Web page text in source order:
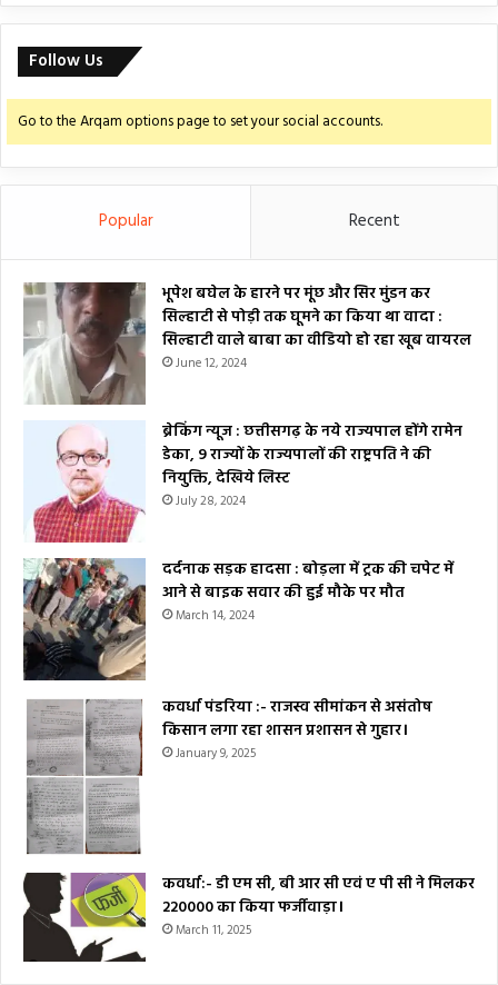
Follow Us
Go to the Arqam options page to set your social accounts.
Popular Recent
भूपेश बघेल के हारने पर मूंछ और सिर मुंडन कर
सिल्हाटी से पोड़ी तक घूमने का किया था वादा :
सिल्हाटी वाले बाबा का वीडियो हो रहा खूब वायरल
June 12, 2024
ब्रेकिंग न्यूज : छत्तीसगढ़ के नये राज्यपाल होंगे रामेन
डेका, 9 राज्यों के राज्यपालों की राष्ट्रपति ने की
नियुक्ति, देखिये लिस्ट
July 28, 2024
दर्दनाक सड़क हादसा : बोड़ला में ट्रक की चपेट में
आने से बाइक सवार की हुई मौके पर मौत
March 14, 2024
कवर्धा पंडरिया :- राजस्व सीमांकन से असंतोष
किसान लगा रहा शासन प्रशासन से गुहार।
January 9, 2025
कवर्धा:- डी एम सी, बी आर सी एवं ए पी सी ने मिलकर
₹220000 का किया फर्जीवाड़ा।
March 11, 2025